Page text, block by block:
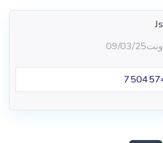
09/03/25